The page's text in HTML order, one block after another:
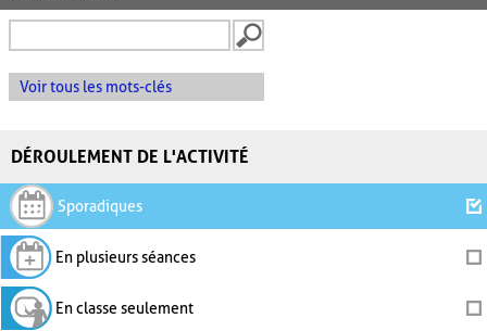
Voir tous les mots-clés
DÉROULEMENT DE L'ACTIVITÉ
Sporadiques
En plusieurs séances
En classe seulement